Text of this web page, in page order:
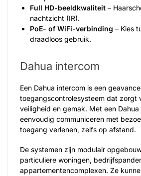
Full HD-beeldkwaliteit –
nachtzicht (IR).
PoE- of WiFi-verbinding – Kies
draadloos gebruik.
Dahua intercom
Een Dahua intercom is een
toegangscontrolesysteem dat zorgt
veiligheid en gemak. Met een
eenvoudig communiceren met
toegang verlenen, zelfs op afstand.
De systemen zijn modulair
particuliere woningen,
appartementencomplexen. Ze